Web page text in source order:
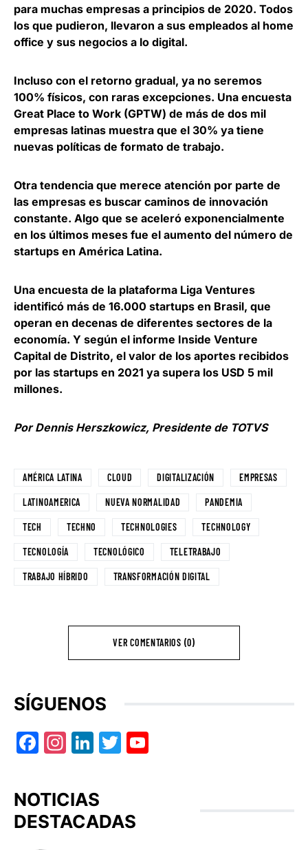
para muchas empresas a principios de 2020. Todos
los que pudieron, llevaron a sus empleados al home
office y sus negocios a lo digital.
Incluso con el retorno gradual, ya no seremos
100% físicos, con raras excepciones. Una encuesta
Great Place to Work (GPTW) de más de dos mil
empresas latinas muestra que el 30% ya tiene
nuevas políticas de formato de trabajo.
Otra tendencia que merece atención por parte de
las empresas es buscar caminos de innovación
constante. Algo que se aceleró exponencialmente
en los últimos meses fue el aumento del número de
startups en América Latina.
Una encuesta de la plataforma Liga Ventures
identificó más de 16.000 startups en Brasil, que
operan en decenas de diferentes sectores de la
economía. Y según el informe Inside Venture
Capital de Distrito, el valor de los aportes recibidos
por las startups en 2021 ya supera los USD 5 mil
millones.
Por Dennis Herszkowicz, Presidente de TOTVS
AMÉRICA LATINA CLOUD DIGITALIZACIÓN EMPRESAS
LATINOAMERICA NUEVA NORMALIDAD PANDEMIA
TECH TECHNO TECHNOLOGIES TECHNOLOGY
TECNOLOGÍA TECNOLÓGICO TELETRABAJO
TRABAJO HÍBRIDO TRANSFORMACIÓN DIGITAL
VER COMENTARIOS (0)
SÍGUENOS
Facebook
Instagram
LinkedIn
Twitter
NOTICIAS
DESTACADAS